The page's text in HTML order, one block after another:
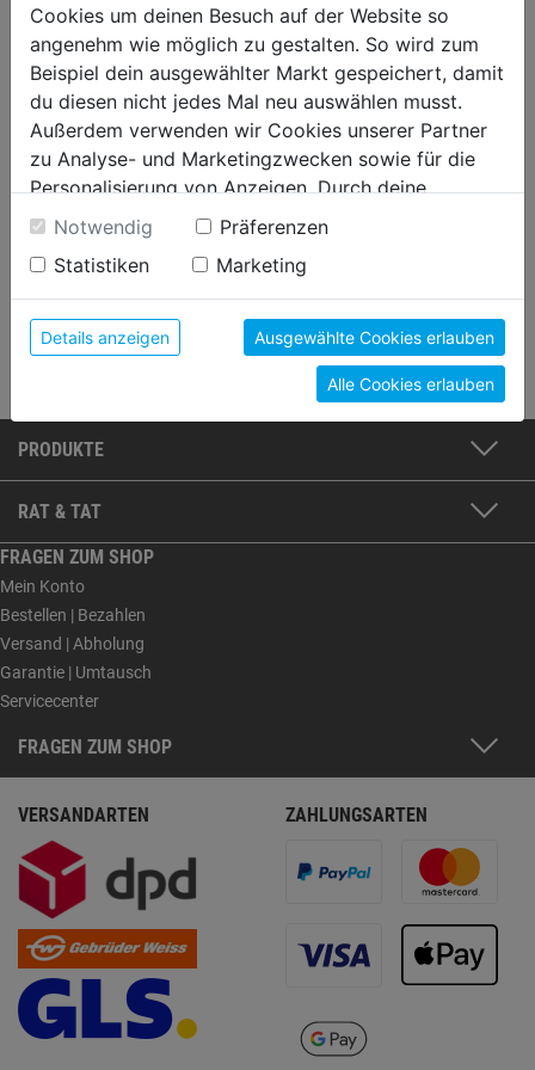
- +
Preis / DO
inkl. gesetzl. MwSt. 20%, zzgl.
Versandkosten.
ONLINE BESTELLEN & LIEFERN LASSEN
2-5 Tage Lieferzeit
WUNSCHLISTE
PRODUKTE
RAT & TAT
FRAGEN ZUM SHOP
Mein Konto
Bestellen | Bezahlen
Versand | Abholung
Garantie | Umtausch
Servicecenter
FRAGEN ZUM SHOP
VERSANDARTEN ZAHLUNGSARTEN
Cookies um deinen Besuch auf der Website so
angenehm wie möglich zu gestalten. So wird zum
Beispiel dein ausgewählter Markt gespeichert, damit
du diesen nicht jedes Mal neu auswählen musst.
Außerdem verwenden wir Cookies unserer Partner
zu Analyse- und Marketingzwecken sowie für die
Personalisierung von Anzeigen. Durch deine
Einwilligung werden die Daten von Drittanbieter,
unter anderem auch in den USA, verarbeitet.
Durch Klick auf "Alle Cookies erlauben" stimmst du
der Verwendung aller Cookies zu. Unter "Details
anzeigen" findest du alle Infos zu den
unterschiedlichen Cookies, unter "Cookies
Konfigurieren" kannst du auswählen, welche Cookies
du zulassen möchtest und welche nicht.
Weitere Informationen findest du in unserer
Datenschutzerklärung.
Notwendig
Präferenzen
Statistiken
Marketing
Details anzeigen Ausgewählte Cookies erlauben
Alle Cookies erlauben